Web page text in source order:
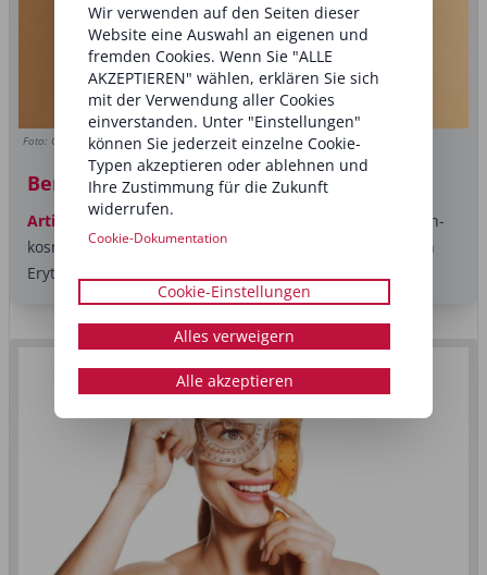
Foto: Copyright (c) 2023 New Africa/Shutterstock
Beruhigen, stärken und schützen
Artikel
Hautirritationen treten häufig in der medizinisch-
kosmetischen Behandlung auf und lassen sich meist an
Erythemen...
Wir verwenden auf den Seiten dieser
Website eine Auswahl an eigenen und
fremden Cookies. Wenn Sie "ALLE
AKZEPTIEREN" wählen, erklären Sie sich
mit der Verwendung aller Cookies
einverstanden. Unter "Einstellungen"
können Sie jederzeit einzelne Cookie-
Typen akzeptieren oder ablehnen und
Ihre Zustimmung für die Zukunft
widerrufen.
Cookie-Dokumentation
Cookie-Einstellungen
Alles verweigern
Alle akzeptieren